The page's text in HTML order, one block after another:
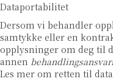
Dataportabilitet
Dersom vi behandler
samtykke eller en
opplysninger om deg til
annen
Les mer om retten til